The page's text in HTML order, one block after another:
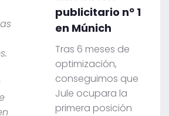
publicitario nº 1
en Múnich
Tras 6 meses de
optimización,
conseguimos que
Jule ocupara la
primera posición